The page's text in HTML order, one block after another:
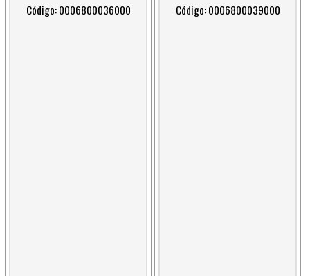
Código: 0006800036000 Código: 0006800039000